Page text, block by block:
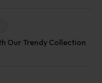
Our Trendy Collection